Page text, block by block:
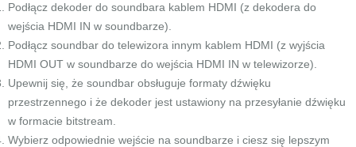
Podłącz dekoder do soundbara kablem HDMI (z dekodera do
wejścia HDMI IN w soundbarze).
Podłącz soundbar do telewizora innym kablem HDMI (z wyjścia
HDMI OUT w soundbarze do wejścia HDMI IN w telewizorze).
Upewnij się, że soundbar obsługuje formaty dźwięku
przestrzennego i że dekoder jest ustawiony na przesyłanie dźwięku
w formacie bitstream.
Wybierz odpowiednie wejście na soundbarze i ciesz się lepszym